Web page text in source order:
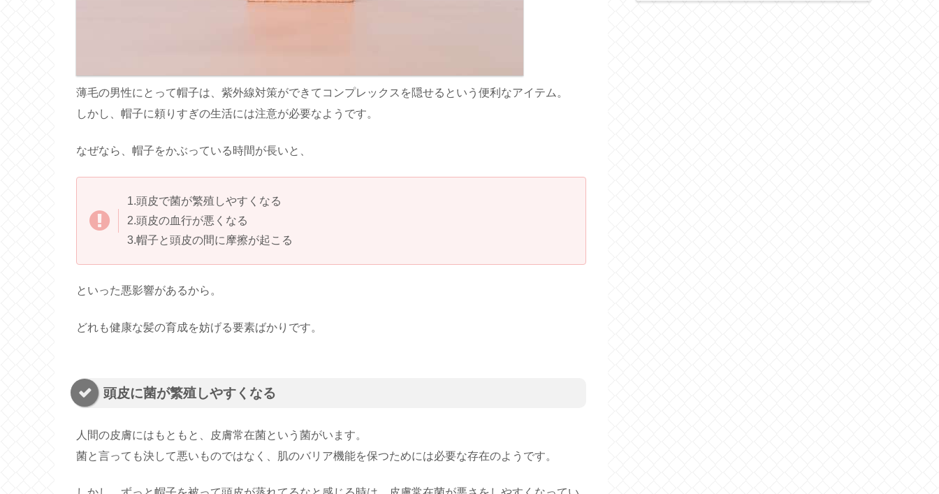
薄毛の男性にとって帽子は、紫外線対策ができてコンプレックスを隠せるという便利なアイテム。
しかし、帽子に頼りすぎの生活には注意が必要なようです。
なぜなら、帽子をかぶっている時間が長いと、
1.頭皮で菌が繁殖しやすくなる
2.頭皮の血行が悪くなる
3.帽子と頭皮の間に摩擦が起こる
といった悪影響があるから。
どれも健康な髪の育成を妨げる要素ばかりです。
頭皮に菌が繁殖しやすくなる
人間の皮膚にはもともと、皮膚常在菌という菌がいます。
菌と言っても決して悪いものではなく、肌のバリア機能を保つためには必要な存在のようです。